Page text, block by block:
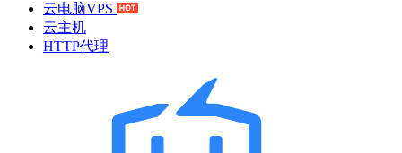
云电脑VPS
云主机
HTTP代理